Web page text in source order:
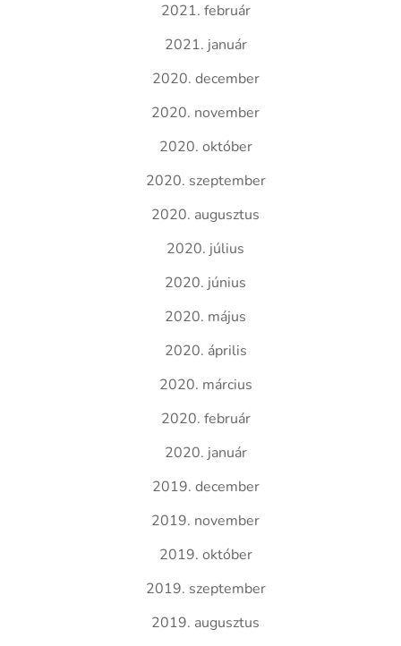
2021. február
2021. január
2020. december
2020. november
2020. október
2020. szeptember
2020. augusztus
2020. július
2020. június
2020. május
2020. április
2020. március
2020. február
2020. január
2019. december
2019. november
2019. október
2019. szeptember
2019. augusztus